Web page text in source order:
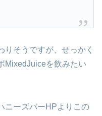
そうですが、せっかく
MixedJuiceを飲みたい
ニーズバーHPよりこの